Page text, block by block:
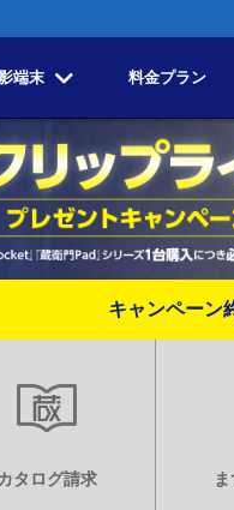
端末 料金プラン
キャンペーン
カタログ請求